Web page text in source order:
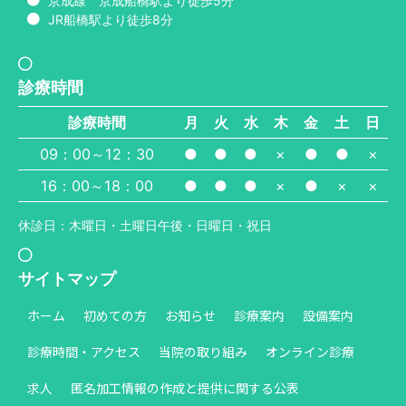
JR船橋駅より徒歩8分
診療時間
診療時間 月 火 水 木 金 土
日
09：00～12：30
● ● ● × ● ●
×
16：00～18：00
● ● ● × ● × ×
休診日：木曜日・土曜日午後・日曜日・祝日
サイトマップ
ホーム 初めての方 お知らせ 診療案内
設備案内
診療時間・アクセス
当院の取り組み
オンライン診療
求人
匿名加工情報の作成と提供に関する公表